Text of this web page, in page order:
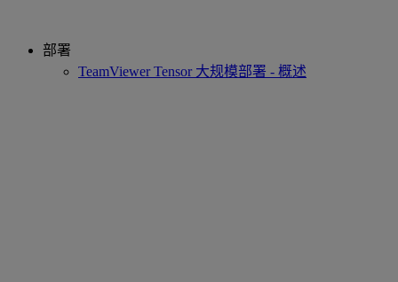
部署
TeamViewer Tensor 大规模部署 - 概述